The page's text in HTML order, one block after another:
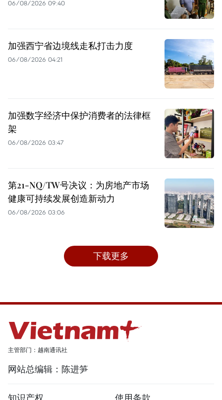
06/08/2026 09:40
加强西宁省边境线走私打击力度
06/08/2026 04:21
加强数字经济中保护消费者的法律框
架
06/08/2026 03:47
第21-NQ/TW号决议：为房地产市场
健康可持续发展创造新动力
06/08/2026 03:06
下载更多
主管部门：越南通讯社
网站总编辑：陈进笋